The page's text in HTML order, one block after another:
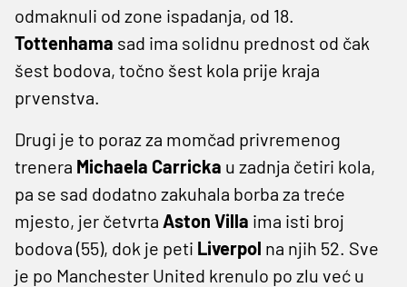
odmaknuli od zone ispadanja, od 18.
Tottenhama sad ima solidnu prednost od čak
šest bodova, točno šest kola prije kraja
prvenstva.
Drugi je to poraz za momčad privremenog
trenera Michaela Carricka u zadnja četiri kola,
pa se sad dodatno zakuhala borba za treće
mjesto, jer četvrta Aston Villa ima isti broj
bodova (55), dok je peti Liverpol na njih 52. Sve
je po Manchester United krenulo po zlu već u